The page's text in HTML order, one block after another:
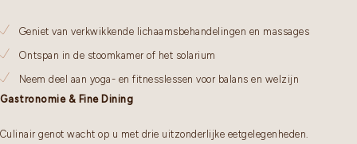
Geniet van verkwikkende lichaamsbehandelingen en massages
Ontspan in de stoomkamer of het solarium
Neem deel aan yoga- en fitnesslessen voor balans en welzijn
Gastronomie & Fine Dining
Culinair genot wacht op u met drie uitzonderlijke eetgelegenheden.